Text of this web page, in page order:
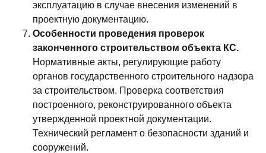
эксплуатацию в случае внесения изменений в
проектную документацию.
Особенности проведения проверок
законченного строительством объекта КС.
Нормативные акты, регулирующие работу
органов государственного строительного надзора
за строительством. Проверка соответствия
построенного, реконструированного объекта
утвержденной проектной документации.
Технический регламент о безопасности зданий и
сооружений.